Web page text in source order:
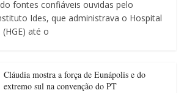
fontes confiáveis ouvidas pelo
Ides, que administrava o Hospital
até o
Cláudia mostra a força de Eunápolis e do
extremo sul na convenção do PT